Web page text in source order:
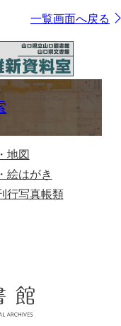
一覧画面へ戻る
地図
絵はがき
行写真帳類